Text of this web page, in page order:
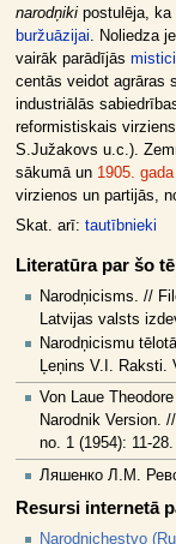
narodņikipostulēja, ka
buržuāzijai . Noliedza
vairāk parādījās
centās veidot agrāras
industriālās
reformistiskais
S.Južakovs u.c.).
sākumā un 1905.
virzienos un partijās,
Skat. arī: tautībnieki
Literatūra par šo
Narodņicisms. //
Latvijas valsts
Narodņicismu
Ļeņins V.I. Raksti.
Von Laue
Narodnik Version.
no. 1 (1954): 11-28.
Ляшенко Л.М.
Resursi internetā
Narodnichestvo